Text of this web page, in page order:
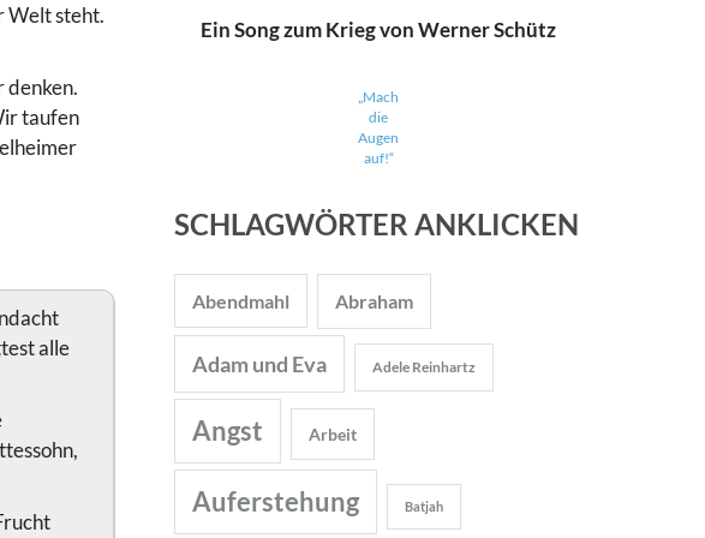
Welt steht.
denken.
taufen
alle
Ein Song zum Krieg von Werner Schütz
„Mach
die
Augen
auf!“
SCHLAGWÖRTER ANKLICKEN
Abendmahl Abraham
Adam und Eva Adele Reinhartz
Angst Arbeit
Auferstehung Batjah